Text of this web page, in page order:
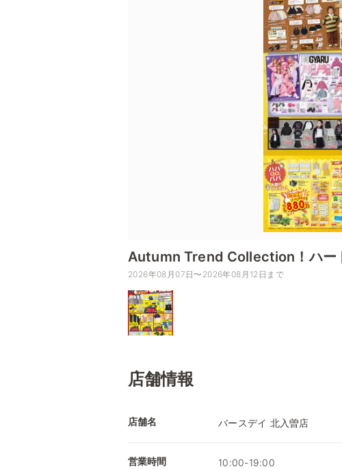
Autumn Trend Collection！ハー
2026年08月07日〜2026年08月12日まで
店舗情報
店舗名 バースデイ 北入曽店
営業時間 10:00-19:00